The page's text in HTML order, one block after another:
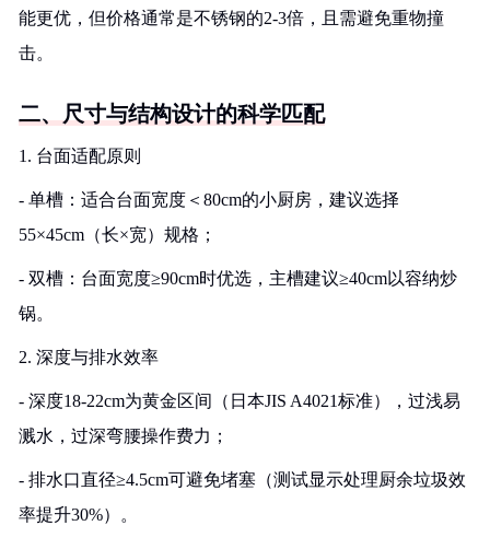
能更优，但价格通常是不锈钢的2-3倍，且需避免重物撞
击。
二、尺寸与结构设计的科学匹配
1. 台面适配原则
- 单槽：适合台面宽度＜80cm的小厨房，建议选择
55×45cm（长×宽）规格；
- 双槽：台面宽度≥90cm时优选，主槽建议≥40cm以容纳炒
锅。
2. 深度与排水效率
- 深度18-22cm为黄金区间（日本JIS A4021标准），过浅易
溅水，过深弯腰操作费力；
- 排水口直径≥4.5cm可避免堵塞（测试显示处理厨余垃圾效
率提升30%）。